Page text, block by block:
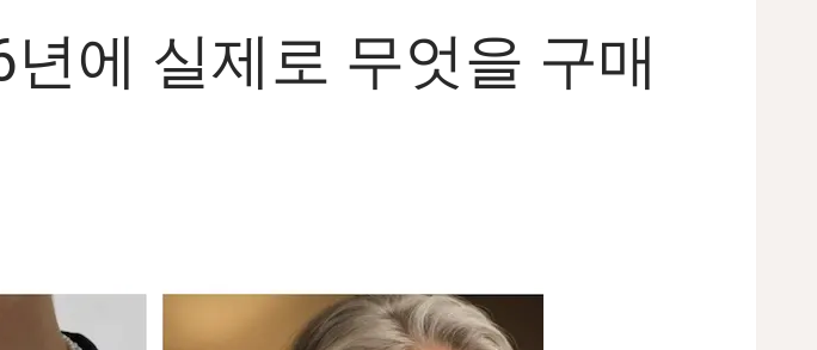
에 실제로 무엇을 구매